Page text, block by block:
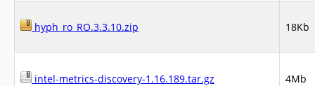
hyph_ro_RO.3.3.10.zip 18Kb
intel-metrics-discovery-1.16.189.tar.gz 4Mb